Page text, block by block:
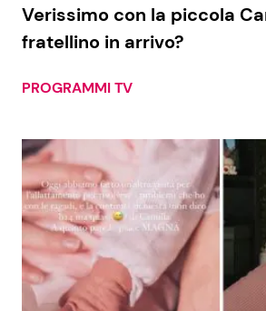
Verissimo con la piccola
fratellino in arrivo?
PROGRAMMI TV